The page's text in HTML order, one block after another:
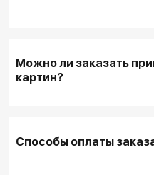
Для оплаты другим
дополнительной
Вами свяжется наш
Можно ли заказать
картин?
Способы оплаты